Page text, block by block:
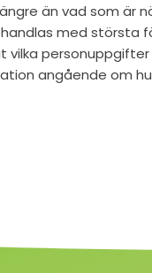
än vad som är
med största
vilka
angående om